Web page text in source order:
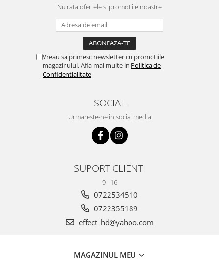
Nu rata ofertele si promotiile noastre
Vreau sa primesc newsletter cu promotiile
magazinului. Afla mai multe in Politica de
Confidentialitate
SOCIAL
Urmareste-ne in social media
SUPORT CLIENTI
9 - 16
0722534510
0722355189
effect_hd@yahoo.com
MAGAZINUL MEU